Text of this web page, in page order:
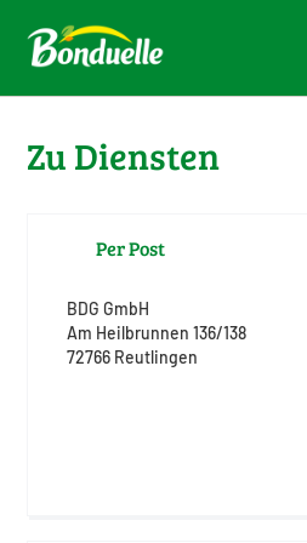
Zu Diensten
Per Post
BDG GmbH
Am Heilbrunnen 136/138
72766 Reutlingen